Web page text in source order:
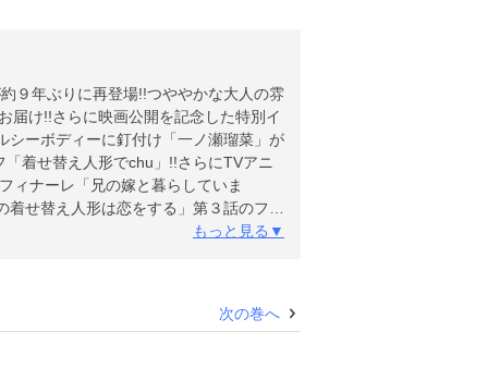
９年ぶりに再登場!!つややかな大人の雰
届け!!さらに映画公開を記念した特別イ
シーボディーに釘付け「一ノ瀬瑠菜」が
着せ替え人形でchu」!!さらにTVアニ
ィナーレ「兄の嫁と暮らしていま
せ替え人形は恋をする」第３話のフル
。特別付録はついておりません。また
もっと見る▼
次の巻へ